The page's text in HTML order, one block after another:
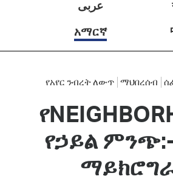
عربى
አማርኛ
የአየር ንብረት ለውጥ ማህበረሰብ
የኃይል